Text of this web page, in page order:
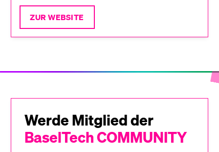
ZUR WEBSITE
Werde Mitglied der
BaselTech COMMUNITY